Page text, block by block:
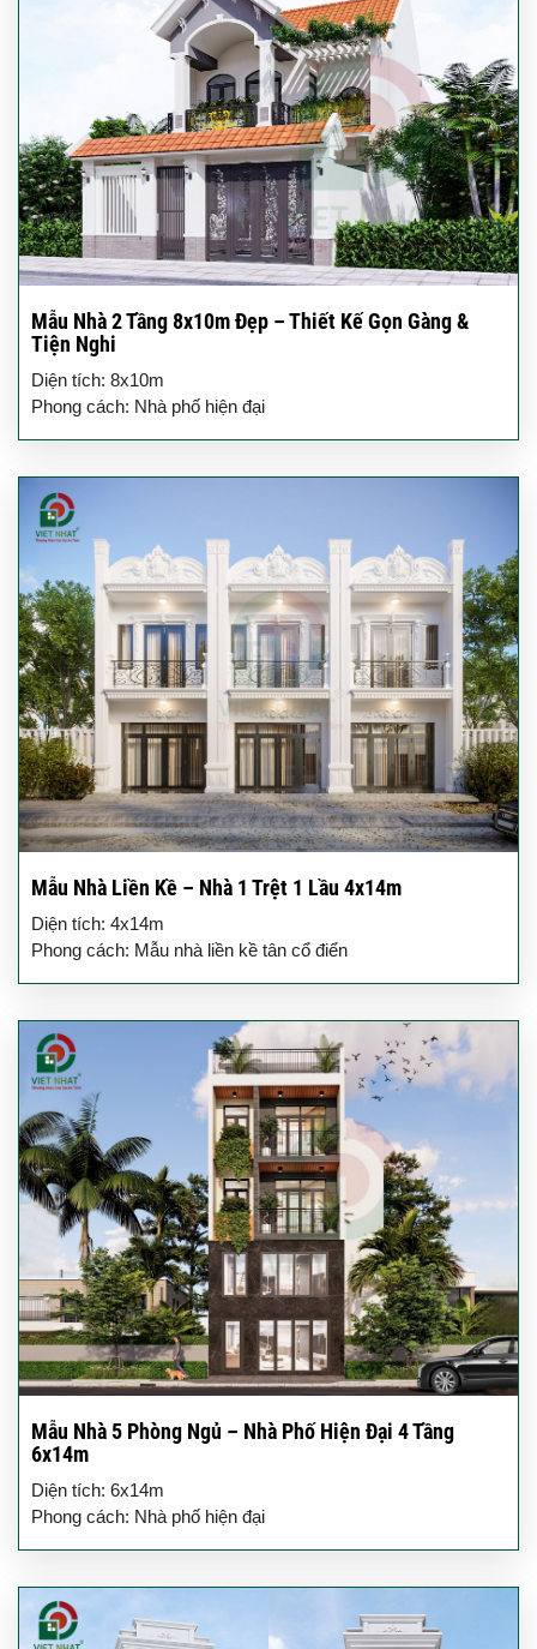
Mẫu Nhà 2 Tầng 8x10m Đẹp – Thiết Kế Gọn Gàng &
Tiện Nghi
Diện tích: 8x10m
Phong cách: Nhà phố hiện đại
Mẫu Nhà Liền Kề – Nhà 1 Trệt 1 Lầu 4x14m
Diện tích: 4x14m
Phong cách: Mẫu nhà liền kề tân cổ điển
Mẫu Nhà 5 Phòng Ngủ – Nhà Phố Hiện Đại 4 Tầng
6x14m
Diện tích: 6x14m
Phong cách: Nhà phố hiện đại